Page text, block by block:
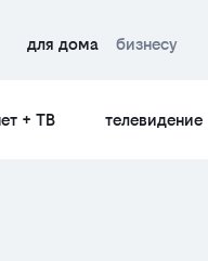
для дома бизнесу
+ ТВ телевидение